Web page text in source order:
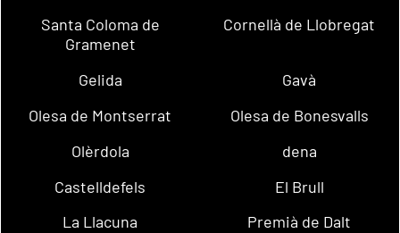
Santa Coloma de
Gramenet
Cornellà de Llobregat
Gelida
Gavà
Olesa de Montserrat
Olesa de Bonesvalls
Olèrdola
dena
Castelldefels
El Brull
La Llacuna
Premià de Dalt